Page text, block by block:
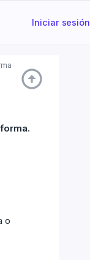
Iniciar sesión
o
arrow_circle_up